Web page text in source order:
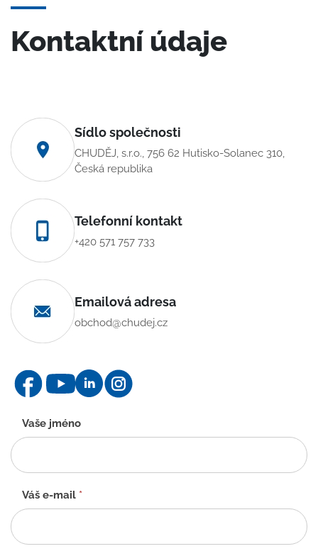
Kontaktní údaje
Sídlo společnosti
CHUDĚJ, s.r.o., 756 62 Hutisko-Solanec 310,
Česká republika
Telefonní kontakt
+420 571 757 733
Emailová adresa
obchod@chudej.cz
Kontaktní
formulář
-
CZ
Vaše jméno
Váš e-mail *